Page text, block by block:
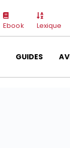
Ebook Lexique
GUIDES